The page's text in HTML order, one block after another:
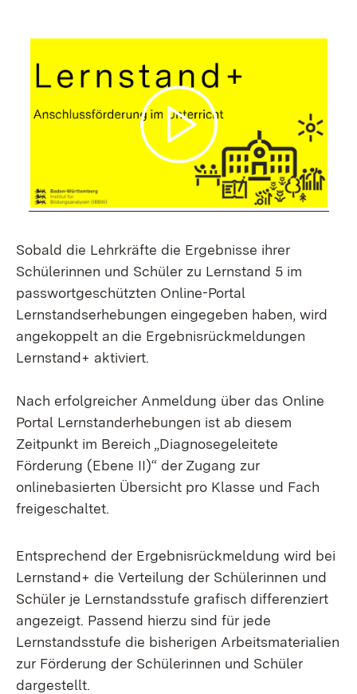
Sobald die Lehrkräfte die Ergebnisse ihrer
Schülerinnen und Schüler zu Lernstand 5 im
passwortgeschützten Online-Portal
Lernstandserhebungen eingegeben haben, wird
angekoppelt an die Ergebnisrückmeldungen
Lernstand+ aktiviert.
Nach erfolgreicher Anmeldung über das Online
Portal Lernstanderhebungen ist ab diesem
Zeitpunkt im Bereich „Diagnosegeleitete
Förderung (Ebene II)“ der Zugang zur
onlinebasierten Übersicht pro Klasse und Fach
freigeschaltet.
Entsprechend der Ergebnisrückmeldung wird bei
Lernstand+ die Verteilung der Schülerinnen und
Schüler je Lernstandsstufe grafisch differenziert
angezeigt. Passend hierzu sind für jede
Lernstandsstufe die bisherigen Arbeitsmaterialien
zur Förderung der Schülerinnen und Schüler
dargestellt.